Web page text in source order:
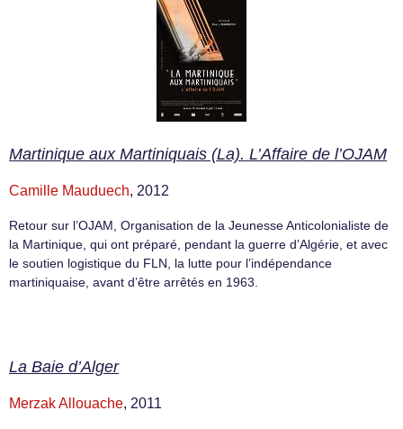
Martinique aux Martiniquais (La). L’Affaire de l’OJAM
Camille Mauduech, 2012
Retour sur l’OJAM, Organisation de la Jeunesse Anticolonialiste de
la Martinique, qui ont préparé, pendant la guerre d’Algérie, et avec
le soutien logistique du FLN, la lutte pour l’indépendance
martiniquaise, avant d’être arrêtés en 1963.
La Baie d’Alger
Merzak Allouache, 2011